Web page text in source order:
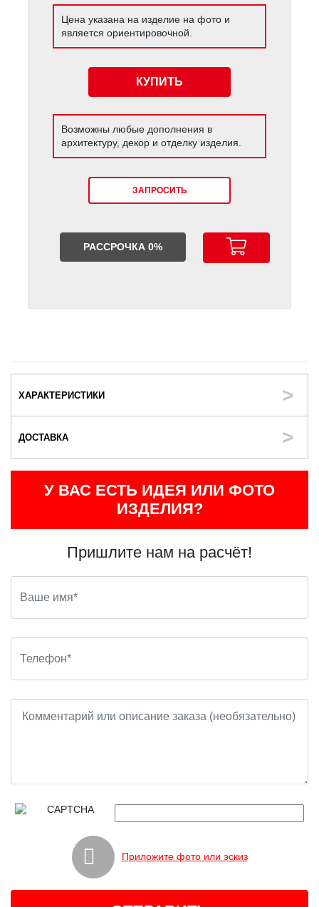
Цена указана на изделие на фото и
является ориентировочной.
КУПИТЬ
Возможны любые дополнения в
архитектуру, декор и отделку изделия.
ЗАПРОСИТЬ
РАССРОЧКА 0%
ХАРАКТЕРИСТИКИ
ДОСТАВКА
У ВАС ЕСТЬ ИДЕЯ ИЛИ ФОТО
ИЗДЕЛИЯ?
Пришлите нам на расчёт!
Приложите фото или эскиз